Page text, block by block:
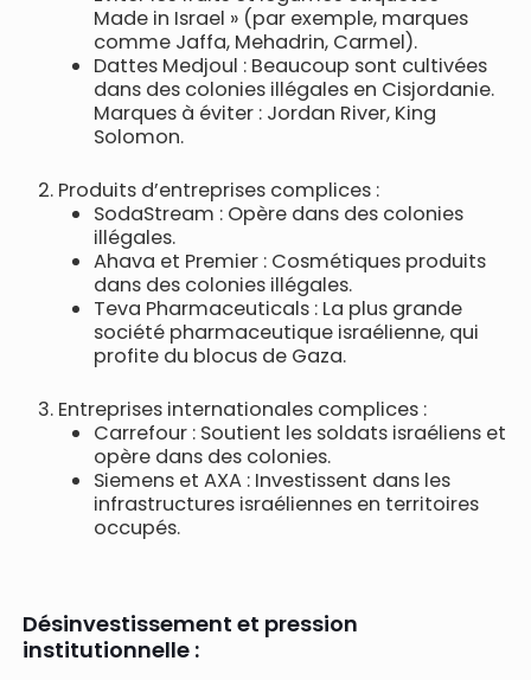
Made in Israel » (par exemple, marques
comme Jaffa, Mehadrin, Carmel).
Dattes Medjoul : Beaucoup sont cultivées
dans des colonies illégales en Cisjordanie.
Marques à éviter : Jordan River, King
Solomon.
Produits d’entreprises complices :
SodaStream : Opère dans des colonies
illégales.
Ahava et Premier : Cosmétiques produits
dans des colonies illégales.
Teva Pharmaceuticals : La plus grande
société pharmaceutique israélienne, qui
profite du blocus de Gaza.
Entreprises internationales complices :
Carrefour : Soutient les soldats israéliens et
opère dans des colonies.
Siemens et AXA : Investissent dans les
infrastructures israéliennes en territoires
occupés.
Désinvestissement et pression
institutionnelle :